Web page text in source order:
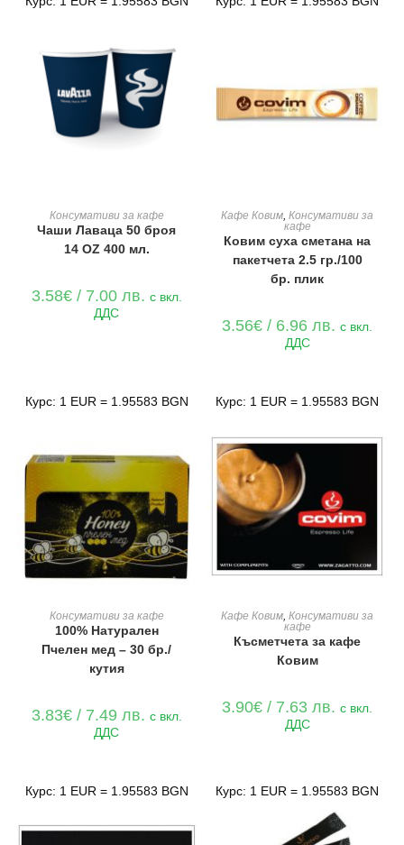
ДОБАВЯНЕ В КОЛИЧКАТА
Консумативи за кафе
Чаши Лаваца 50 броя
14 OZ 400 мл.
3.58€/ 7.00 лв. с вкл.
ДДС
ДОБАВЯНЕ В КОЛИЧКАТА
Кафе Ковим,Консумативи за
кафе
Ковим суха сметана на
пакетчета 2.5 гр./100
бр. плик
3.56€ / 6.96 лв.с вкл.
ДДС
Курс: 1 EUR = 1.95583 BGN
ДОБАВЯНЕ В КОЛИЧКАТА
Консумативи за кафе
100% Натурален
Пчелен мед – 30 бр./
кутия
3.83€/ 7.49 лв. с вкл.
ДДС
Курс: 1 EUR = 1.95583 BGN
ДОБАВЯНЕ В КОЛИЧКАТА
Кафе Ковим,Консумативи за
кафе
Късметчета за кафе
Ковим
3.90€ / 7.63 лв.с вкл.
ДДС
Курс: 1 EUR = 1.95583 BGN Курс: 1 EUR = 1.95583 BGN